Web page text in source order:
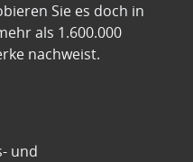
Sie es doch in
als 1.600.000
nachweist.
und